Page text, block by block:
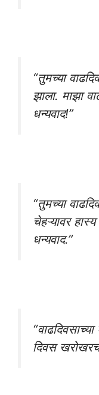
“तुमच्या
झाला. माझा
धन्यवाद!”
“तुमच्या
चेहऱ्यावर
धन्यवाद.”
दिवस